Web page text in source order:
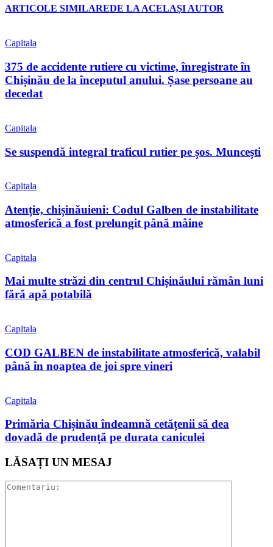
ARTICOLE SIMILAREDE LA ACELAȘI AUTOR
Capitala
375 de accidente rutiere cu victime, înregistrate în
Chișinău de la începutul anului. Șase persoane au
decedat
Capitala
Se suspendă integral traficul rutier pe șos. Muncești
Capitala
Atenție, chișinăuieni: Codul Galben de instabilitate
atmosferică a fost prelungit până mâine
Capitala
Mai multe străzi din centrul Chișinăului rămân luni
fără apă potabilă
Capitala
COD GALBEN de instabilitate atmosferică, valabil
până în noaptea de joi spre vineri
Capitala
Primăria Chișinău îndeamnă cetățenii să dea
dovadă de prudență pe durata caniculei
LĂSAȚI UN MESAJ